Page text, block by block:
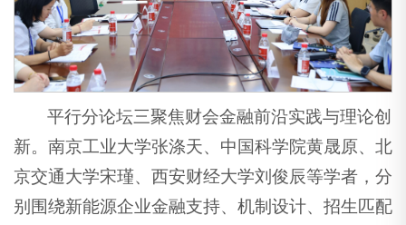
平行分论坛三聚焦财会金融前沿实践与理论创
新。南京工业大学张涤天、中国科学院黄晟原、北
京交通大学宋瑾、西安财经大学刘俊辰等学者，分
别围绕新能源企业金融支持、机制设计、招生匹配